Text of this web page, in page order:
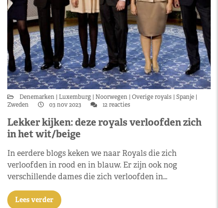
Denemarken Luxemburg Noorwegen Overige royals
Spanje
Zweden
03 nov 2023 12 reacties
Lekker kijken: deze royals verloofden zich
in het wit/beige
In eerdere blogs keken we naar Royals die zich
verloofden in rood en in blauw. Er zijn ook nog
verschillende dames die zich verloofden in…
Lees verder